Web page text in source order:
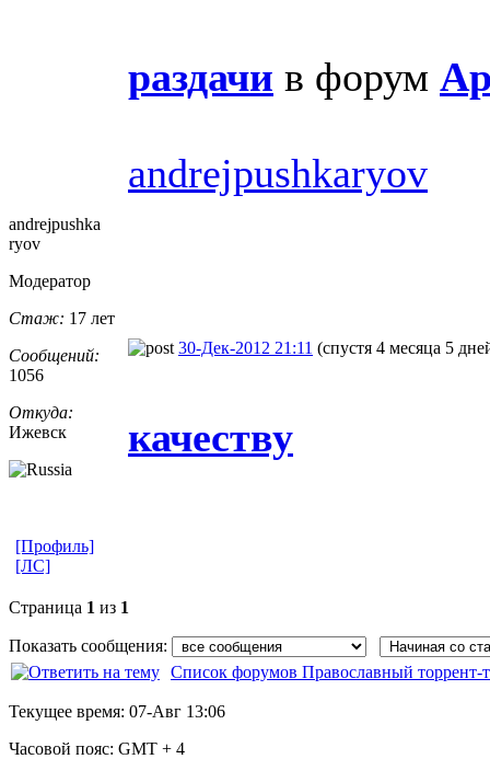
раздачи в форум
andrejpushkaryov
andrejpushka
ryov
Модератор
Стаж: 17 лет
Сообщений:
1056
Откуда:
Ижевск
30-Дек-2012 21:11 (спустя 4 месяца 5
качеству
[Профиль]
[ЛС]
Страница 1 из 1
Показать сообщения:
Список форумов Православный торрент-
Текущее время: 07-Авг 13:06
Часовой пояс: GMT + 4